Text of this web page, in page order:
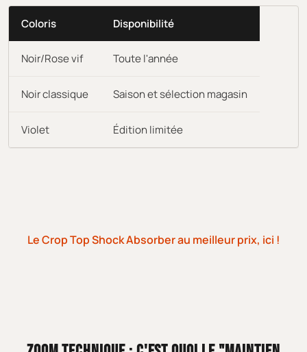
Coloris Disponibilité
Noir/Rose vif Toute l'année
Noir classique Saison et sélection magasin
Violet Édition limitée
Le Crop Top Shock Absorber au meilleur prix, ici !